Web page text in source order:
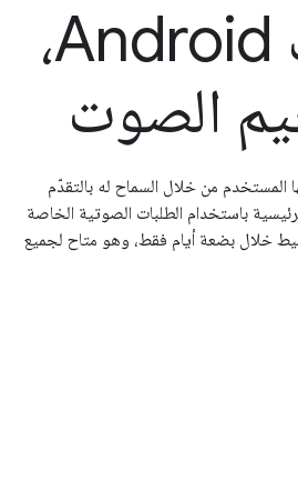
تطبيقات Android،
الصوت
من خلال السماح له بالتقدّم
باستخدام الطلبات الصوتية الخاصة
خلال بضعة أيام فقط، وهو متاح لجميع